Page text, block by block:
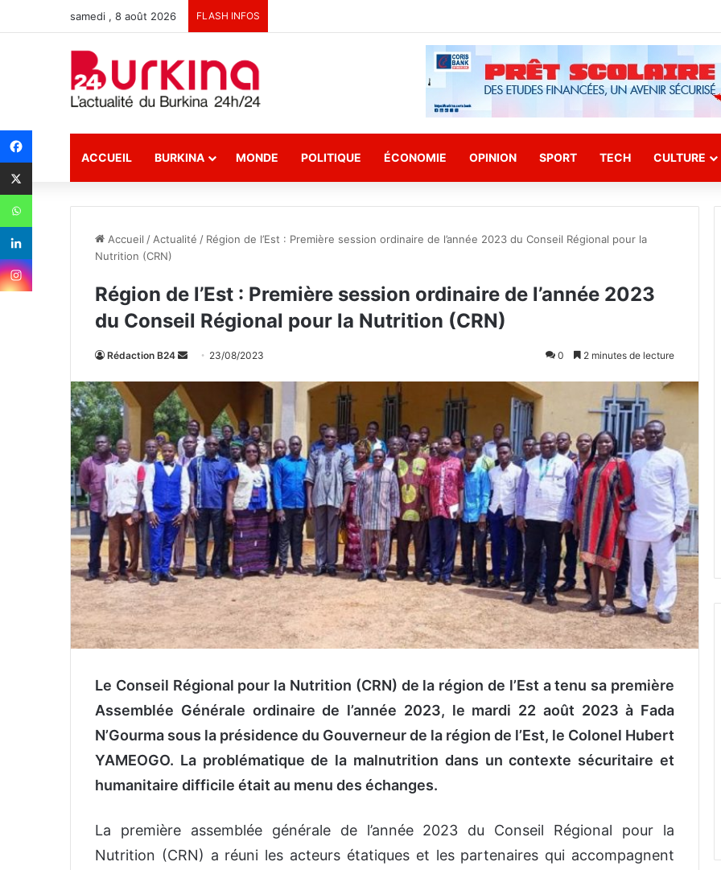
samedi , 8 août 2026 FLASH INFOS
ACCUEIL BURKINA MONDE POLITIQUE ÉCONOMIE OPINION SPORT TECH CULTURE
Accueil / Actualité / Région de l’Est : Première session ordinaire de l’année 2023 du Conseil Régional pour la
Nutrition (CRN)
Région de l’Est : Première session ordinaire de l’année 2023
du Conseil Régional pour la Nutrition (CRN)
Rédaction B24
v
o
y
e
r
u
n
c
u
r
r
i
e
23/08/2023 0 2 minutes de lecture
Le Conseil Régional pour la Nutrition (CRN) de la région de l’Est a tenu sa première
Assemblée Générale ordinaire de l’année 2023, le mardi 22 août 2023 à Fada
N’Gourma sous la présidence du Gouverneur de la région de l’Est, le Colonel Hubert
YAMEOGO. La problématique de la malnutrition dans un contexte sécuritaire et
humanitaire difficile était au menu des échanges.
La première assemblée générale de l’année 2023 du Conseil Régional pour la
Nutrition (CRN) a réuni les acteurs étatiques et les partenaires qui accompagnent